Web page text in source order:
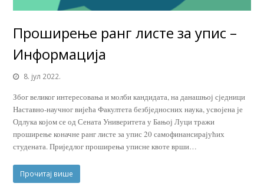
Проширење ранг листе за упис –
Информација
8. јул 2022.
Због великог интересовања и молби кандидата, на данашњој сједници
Наставно-научног вијећа Факултета безбједносних наука, усвојена је
Одлука којом се од Сената Универитета у Бањој Луци тражи
проширење коначне ранг листе за упис 20 самофинансирајућих
студената. Приједлог проширења уписне квоте врши…
Прочитај више